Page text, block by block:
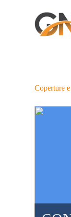
Skip to main
Coperture